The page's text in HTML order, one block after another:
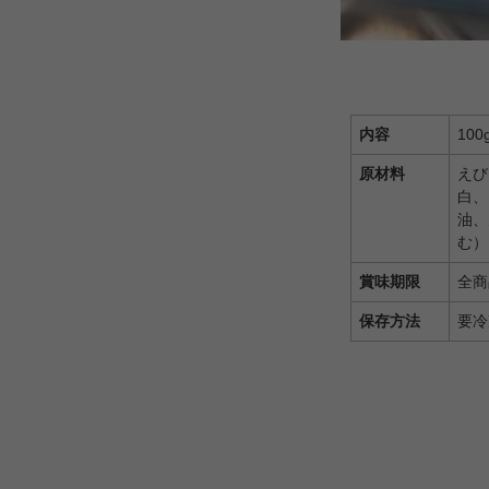
内容
原材料
え
白
油
む
賞味期限 全
保存方法 要